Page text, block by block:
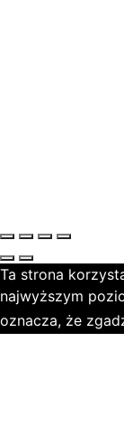
Ta strona
najwyższym
oznacza, że